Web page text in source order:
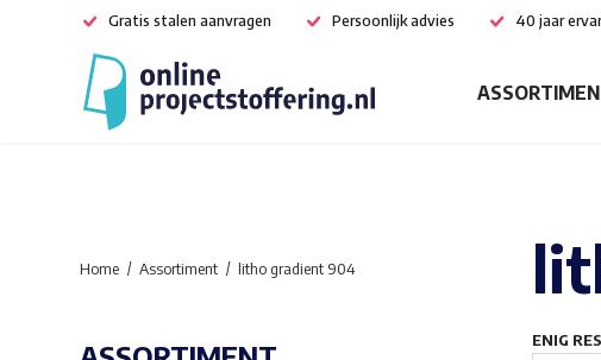
Gratis stalen aanvragen Persoonlijk advies 40 jaar
ENIG
Home Assortiment litho gradient 904